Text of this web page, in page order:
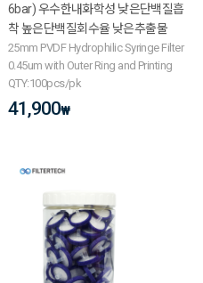
6bar) 우수한내화학성 낮은단백질흡
착 높은단백질회수율 낮은추출물
25mm PVDF Hydrophilic Syringe Filter
0.45um with Outer Ring and Printing
QTY:100pcs/pk
41,900₩